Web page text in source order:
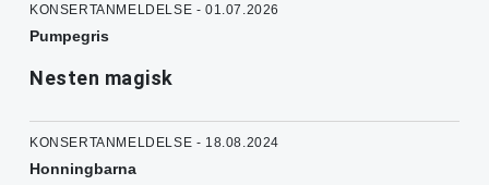
KONSERTANMELDELSE - 01.07.2026
Pumpegris
Nesten magisk
KONSERTANMELDELSE - 18.08.2024
Honningbarna